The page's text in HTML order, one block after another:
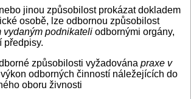
jinou způsobilost prokázat dokladem
osobě, lze odbornou způsobilost
vydaným podnikateli odbornými orgány,
předpisy.
způsobilosti vyžadována praxe v
odborných činností náležejících do
oboru živnosti